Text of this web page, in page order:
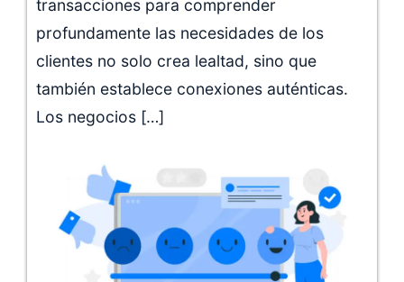
transacciones para comprender
profundamente las necesidades de los
clientes no solo crea lealtad, sino que
también establece conexiones auténticas.
Los negocios […]